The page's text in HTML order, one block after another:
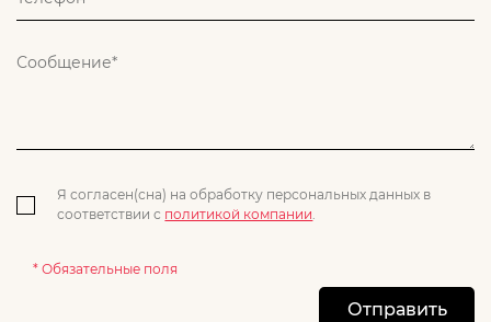
Я согласен(сна) на обработку персональных данных в
соответствии с политикой компании.
* Обязательные поля
Отправить